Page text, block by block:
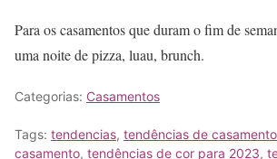
Para os casamentos que duram o fim de
uma noite de pizza, luau, brunch.
Categorias: Casamentos
Tags: tendencias, tendências de casamento
casamento, tendências de cor para 2023,